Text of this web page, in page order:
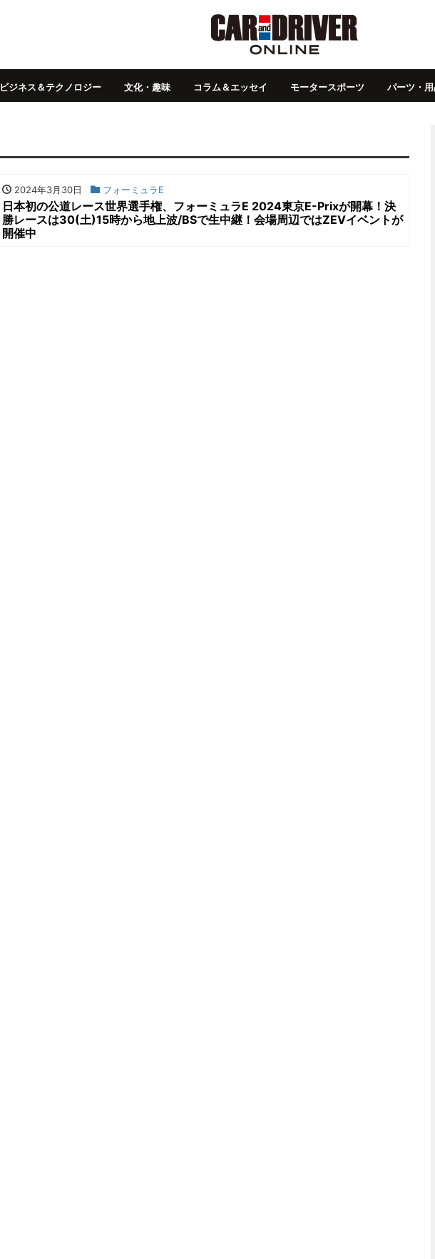
ビジネス＆テクノロジー 文化・趣味 コラム＆エッセイ モータースポーツ パーツ・
2024年3月30日 フォーミュラE
日本初の公道レース世界選手権、フォーミュラE 2024東京E-Prixが開幕！決
勝レースは30(土)15時から地上波/BSで生中継！会場周辺ではZEVイベントが
開催中